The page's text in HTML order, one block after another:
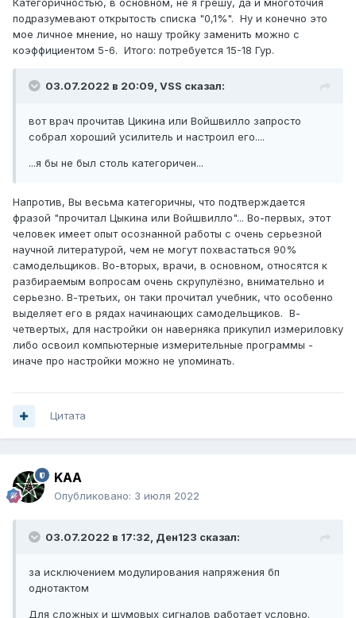
Категоричностью, в основном, не я грешу, да и многоточия
подразумевают открытость списка "0,1%". Ну и конечно это
мое личное мнение, но нашу тройку заменить можно с
коэффициентом 5-6. Итого: потребуется 15-18 Гур.
03.07.2022 в 20:09, VSS сказал:
вот врач прочитав Цикина или Войшвилло запросто
собрал хороший усилитель и настроил его....
...я бы не был столь категоричен...
Напротив, Вы весьма категоричны, что подтверждается
фразой "прочитал Цыкина или Войшвилло"... Во-первых, этот
человек имеет опыт осознанной работы с очень серьезной
научной литературой, чем не могут похвастаться 90%
самодельщиков. Во-вторых, врачи, в основном, относятся к
разбираемым вопросам очень скрупулёзно, внимательно и
серьезно. В-третьих, он таки прочитал учебник, что особенно
выделяет его в рядах начинающих самодельщиков. В-
четвертых, для настройки он наверняка прикупил измериловку
либо освоил компьютерные измерительные программы -
иначе про настройки можно не упоминать.
Цитата
KAA
Опубликовано: 3 июля 2022
03.07.2022 в 17:32, Ден123 сказал:
за исключением модулирования напряжения бп
однотактом
Для сложных и шумовых сигналов работает условно.